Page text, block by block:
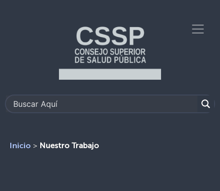
Inicio > Nuestro Trabajo